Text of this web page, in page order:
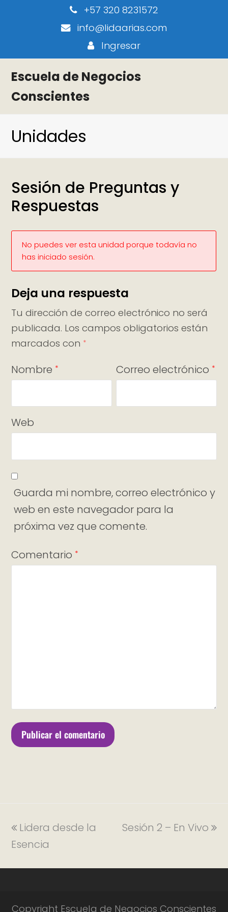
+57 320 8231572
info@lidaarias.com
Ingresar
Escuela de Negocios
Conscientes
Unidades
Sesión de Preguntas y
Respuestas
No puedes ver esta unidad porque todavía no
has iniciado sesión.
Deja una respuesta
Tu dirección de correo electrónico no será
publicada. Los campos obligatorios están
marcados con *
Nombre * Correo electrónico *
Web
Guarda mi nombre, correo electrónico y
web en este navegador para la
próxima vez que comente.
Comentario *
Lidera desde la
Esencia
Sesión 2 – En Vivo
Copyright Escuela de Negocios Conscientes